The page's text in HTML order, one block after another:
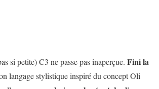
si petite) C3 ne passe pas inaperçue. Fini la
langage stylistique inspiré du concept Oli